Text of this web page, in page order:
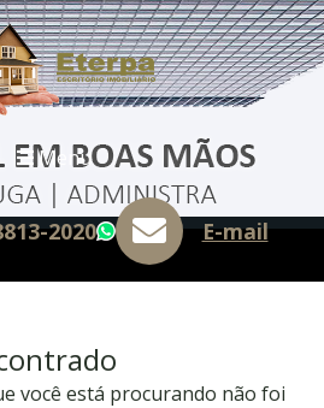
Menu
2020 WhatsApp
E-mail
você está procurando não foi